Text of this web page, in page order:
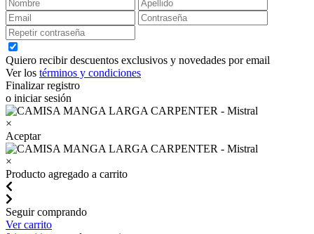
Quiero recibir descuentos exclusivos y novedades por email
Ver los términos y condiciones
Finalizar registro
o iniciar sesión
×
Aceptar
×
Producto agregado a carrito
Seguir comprando
Ver carrito